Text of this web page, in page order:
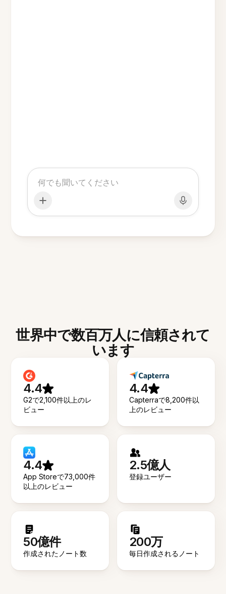
世界中で数百万人に信頼されて
います
4.4
G2で2,100件以上のレ
ビュー
4.4
Capterraで8,200件以
上のレビュー
4.4
App Storeで73,000件
以上のレビュー
2.5億人
登録ユーザー
50億件
作成されたノート数
200万
毎日作成されるノート